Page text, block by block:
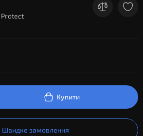
Protect
Купити
Швидке замовлення